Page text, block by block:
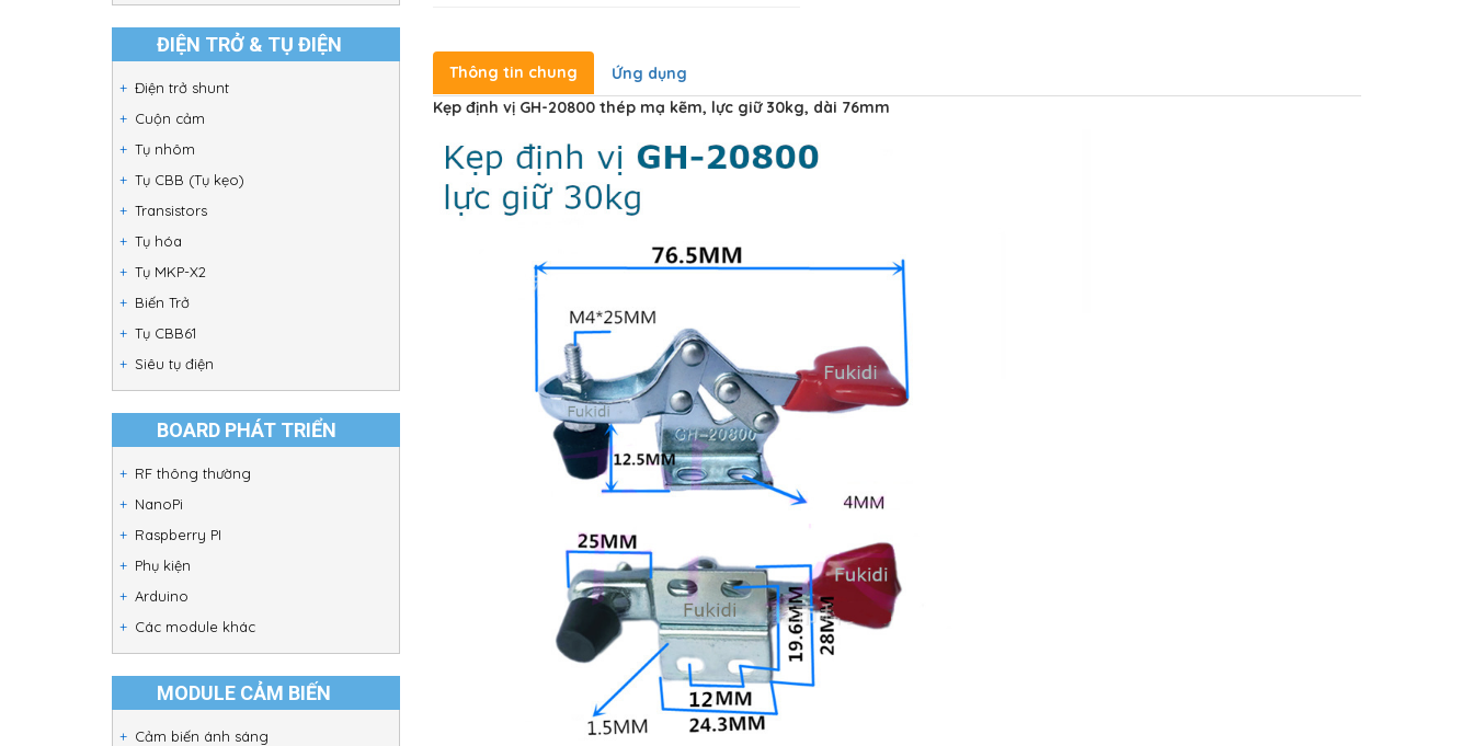
ĐIỆN TRỞ & TỤ ĐIỆN
Điện trở shunt
Cuộn cảm
Tụ nhôm
Tụ CBB (Tụ kẹo)
Transistors
Tụ hóa
Tụ MKP-X2
Biến Trở
Tụ CBB61
Siêu tụ điện
BOARD PHÁT TRIỂN
RF thông thường
NanoPi
Raspberry PI
Phụ kiện
Arduino
Các module khác
MODULE CẢM BIẾN
Cảm biến ánh sáng
Thông tin chung
Ứng dụng
Kẹp định vị GH-20800 thép mạ kẽm, lực giữ 30kg, dài 76mm